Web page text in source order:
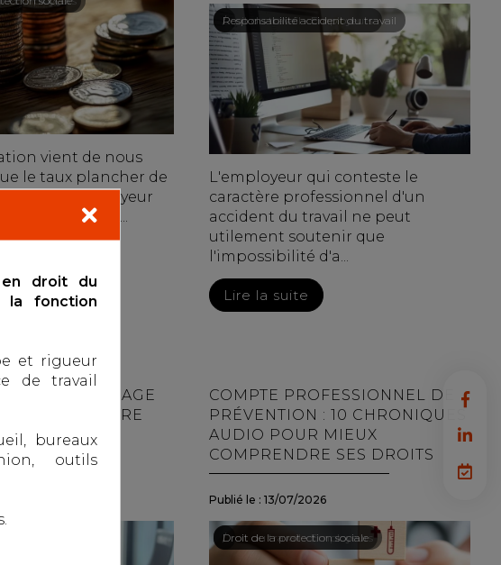
vient de nous
le taux plancher de
à l’employeur
malg...
Droit du travail - Employeurs
/Responsabilité accident du travail
L'employeur qui conteste le
caractère professionnel d'un
accident du travail ne peut
utilement soutenir que
l'impossibilité d'a...
Lire la suite
CHÔMAGE
ÊTRE
EN CAS DE
DE FRAUDE
COMPTE PROFESSIONNEL DE
PRÉVENTION : 10 CHRONIQUES
AUDIO POUR MIEUX
COMPRENDRE SES DROITS
Publié le : 13/07/2026
Droit du travail - Employeurs
/Droit de la protection sociale
en droit du
fonction
et rigueur
de travail
bureaux
outils